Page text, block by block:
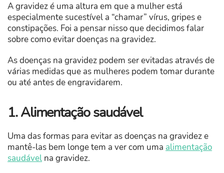
A gravidez é uma altura em que a mulher está
especialmente sucestível a “chamar” vírus, gripes e
constipações. Foi a pensar nisso que decidimos falar
sobre como evitar doenças na gravidez.
As doenças na gravidez podem ser evitadas através de
várias medidas que as mulheres podem tomar durante
ou até antes de engravidarem.
1. Alimentação saudável
Uma das formas para evitar as doenças na gravidez e
mantê-las bem longe tem a ver com uma alimentação
saudável na gravidez.